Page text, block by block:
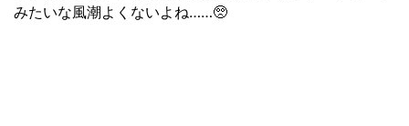
みたいな風潮よくないよね……🥺